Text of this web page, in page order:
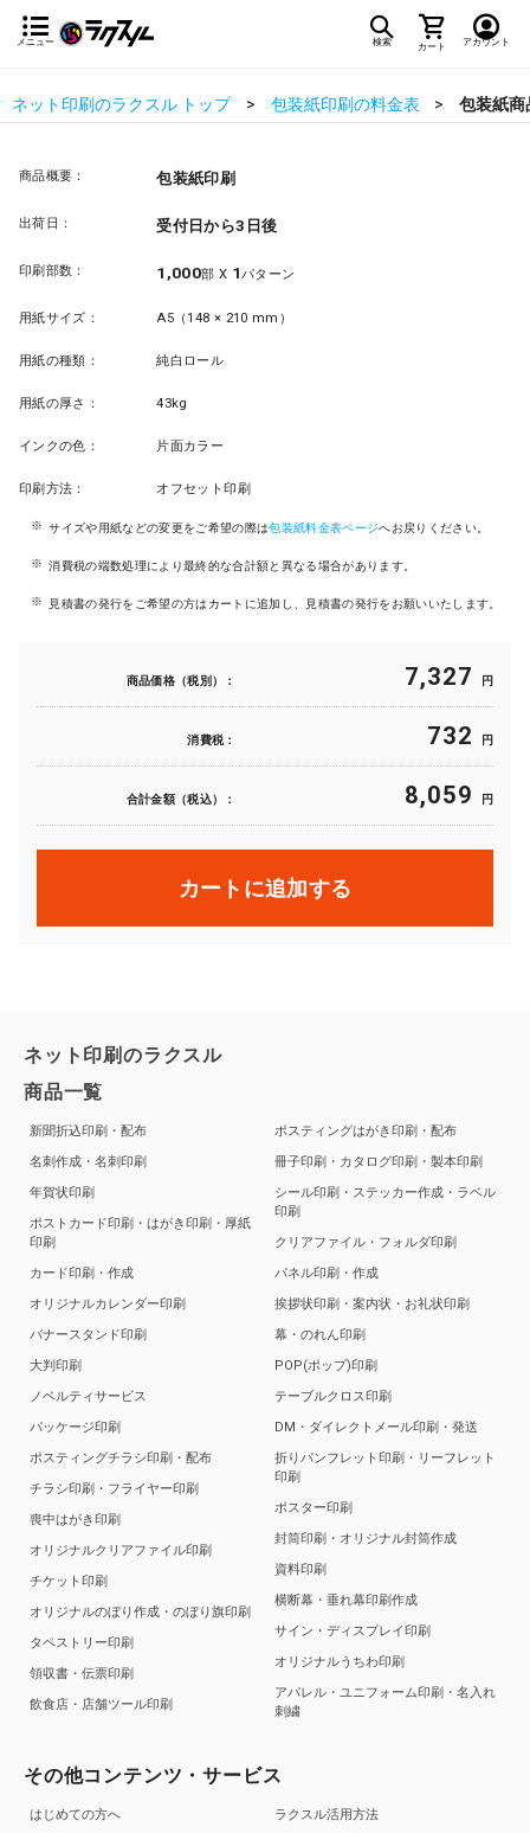
メニュー 検索 カート アカウント
ネット印刷のラクスル トップ 包装紙印刷の料金表 包装紙商
商品概要： 包装紙印刷
出荷日： 受付日から3日後
印刷部数： 1,000部 X 1パターン
用紙サイズ： A5（148 × 210 mm）
用紙の種類： 純白ロール
用紙の厚さ： 43kg
インクの色： 片面カラー
印刷方法： オフセット印刷
サイズや用紙などの変更をご希望の際は包装紙料金表ページへお戻りください。
消費税の端数処理により最終的な合計額と異なる場合があります。
見積書の発行をご希望の方はカートに追加し、見積書の発行をお願いいたします。
商品価格（税別）： 7,327 円
消費税： 732 円
合計金額（税込）： 8,059 円
カートに追加する
ネット印刷のラクスル
商品一覧
新聞折込印刷・配布
名刺作成・名刺印刷
年賀状印刷
ポストカード印刷・はがき印刷・厚紙
印刷
カード印刷・作成
オリジナルカレンダー印刷
バナースタンド印刷
大判印刷
ノベルティサービス
パッケージ印刷
ポスティングチラシ印刷・配布
チラシ印刷・フライヤー印刷
喪中はがき印刷
オリジナルクリアファイル印刷
チケット印刷
オリジナルのぼり作成・のぼり旗印刷
タペストリー印刷
領収書・伝票印刷
飲食店・店舗ツール印刷
ポスティングはがき印刷・配布
冊子印刷・カタログ印刷・製本印刷
シール印刷・ステッカー作成・ラベル
印刷
クリアファイル・フォルダ印刷
パネル印刷・作成
挨拶状印刷・案内状・お礼状印刷
幕・のれん印刷
POP(ポップ)印刷
テーブルクロス印刷
DM・ダイレクトメール印刷・発送
折りパンフレット印刷・リーフレット
印刷
ポスター印刷
封筒印刷・オリジナル封筒作成
資料印刷
横断幕・垂れ幕印刷作成
サイン・ディスプレイ印刷
オリジナルうちわ印刷
アパレル・ユニフォーム印刷・名入れ
刺繍
その他コンテンツ・サービス
はじめての方へ
ラクスル活用方法